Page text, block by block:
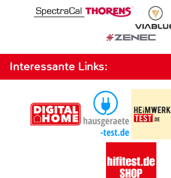
Interessante Links: